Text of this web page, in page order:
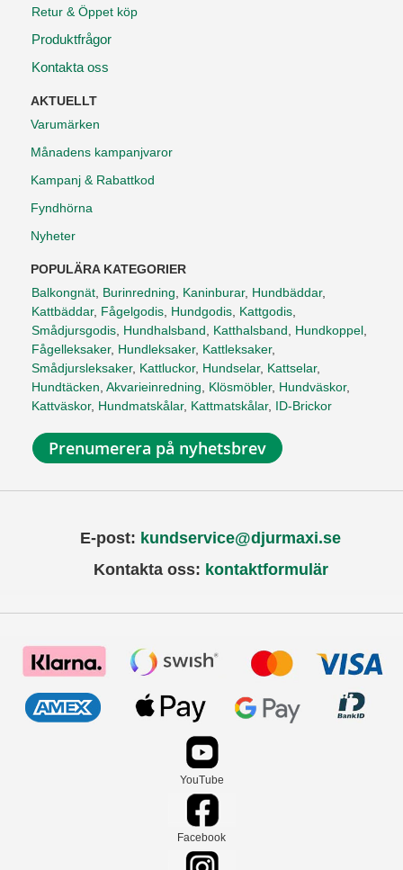
Retur & Öppet köp
Produktfrågor
Kontakta oss
AKTUELLT
Varumärken
Månadens kampanjvaror
Kampanj & Rabattkod
Fyndhörna
Nyheter
POPULÄRA KATEGORIER
Balkongnät, Burinredning, Kaninburar, Hundbäddar,
Kattbäddar, Fågelgodis, Hundgodis, Kattgodis,
Smådjursgodis, Hundhalsband, Katthalsband, Hundkoppel,
Fågelleksaker, Hundleksaker, Kattleksaker,
Smådjursleksaker, Kattluckor, Hundselar, Kattselar,
Hundtäcken, Akvarieinredning, Klösmöbler, Hundväskor,
Kattväskor, Hundmatskålar, Kattmatskålar, ID-Brickor
Prenumerera på nyhetsbrev
E-post: kundservice@djurmaxi.se
Kontakta oss: kontaktformulär
YouTube
Facebook